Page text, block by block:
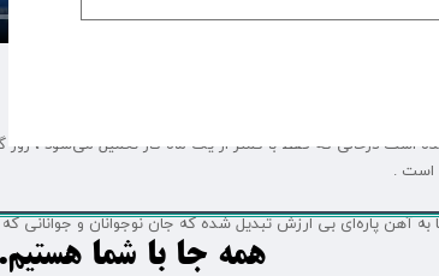
است درحالی که فقط با کمتر از یک ماه کار تکمیل می‌شود ،
است .
آهن پاره‌ای بی ارزش تبدیل شده که جان نوجوانان و جوانانی که
​​​همه جا با شما